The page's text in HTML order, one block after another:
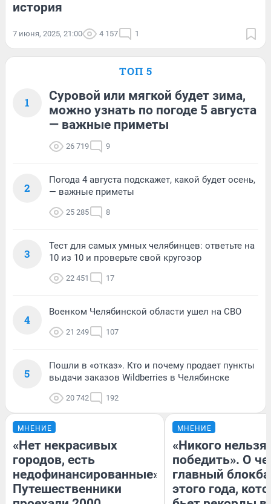
история
7 июня, 2025, 21:00 4 157 1
ТОП 5
1
Суровой или мягкой будет зима,
можно узнать по погоде 5 августа
— важные приметы
26 719 9
2
Погода 4 августа подскажет, какой будет осень,
— важные приметы
25 285 8
3
Тест для самых умных челябинцев: ответьте на
10 из 10 и проверьте свой кругозор
22 451 17
4
Военком Челябинской области ушел на СВО
21 249 107
5
Пошли в «отказ». Кто и почему продает пункты
выдачи заказов Wildberries в Челябинске
20 742 192
МНЕНИЕ
«Нет некрасивых
городов, есть
недофинансированные».
Путешественники
МНЕНИЕ
«Никого нельзя
победить». О
главный
этого года,